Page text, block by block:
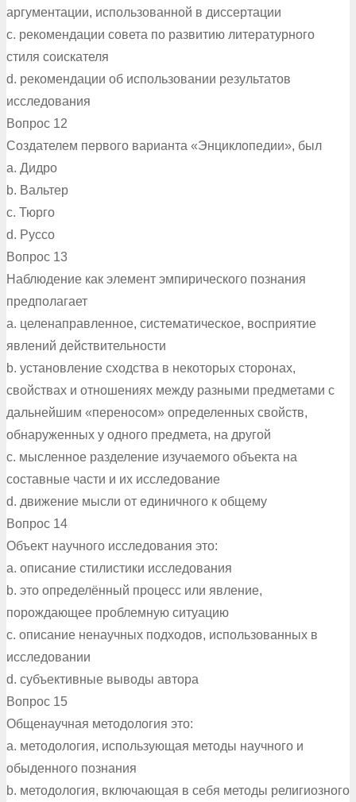
аргументации, использованной в диссертации
c. рекомендации совета по развитию литературного
стиля соискателя
d. рекомендации об использовании результатов
исследования
Вопрос 12
Создателем первого варианта «Энциклопедии», был
a. Дидро
b. Вальтер
c. Тюрго
d. Руссо
Вопрос 13
Наблюдение как элемент эмпирического познания
предполагает
a. целенаправленное, систематическое, восприятие
явлений действительности
b. установление сходства в некоторых сторонах,
свойствах и отношениях между разными предметами с
дальнейшим «переносом» определенных свойств,
обнаруженных у одного предмета, на другой
c. мысленное разделение изучаемого объекта на
составные части и их исследование
d. движение мысли от единичного к общему
Вопрос 14
Объект научного исследования это:
a. описание стилистики исследования
b. это определённый процесс или явление,
порождающее проблемную ситуацию
c. описание ненаучных подходов, использованных в
исследовании
d. субъективные выводы автора
Вопрос 15
Общенаучная методология это:
a. методология, использующая методы научного и
обыденного познания
b. методология, включающая в себя методы религиозного